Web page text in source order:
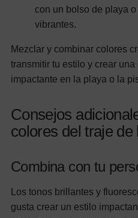
con un bolso de playa
vibrantes.
Mezclar y combinar colores
transmitir tu estilo y crear
impactante en la playa o la
Consejos
colores del traje de
Combina con tu
Los tonos brillantes y
gusta crear un estilo